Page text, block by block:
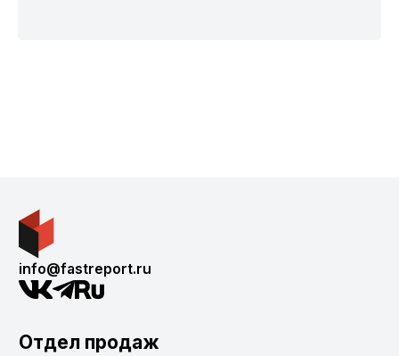
info@fastreport.ru
Отдел продаж